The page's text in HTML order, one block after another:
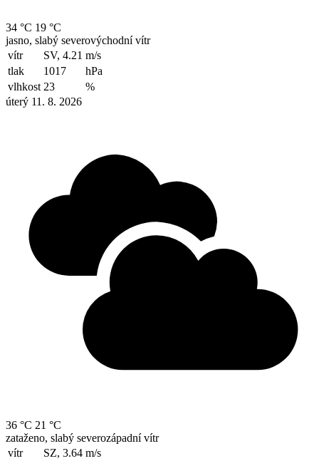
34 °C 19 °C
jasno, slabý severovýchodní vítr
vítr
SV, 4.21 m/s
tlak
1017
hPa
vlhkost 23
%
úterý 11. 8. 2026
36 °C 21 °C
zataženo, slabý severozápadní vítr
vítr
SZ, 3.64 m/s